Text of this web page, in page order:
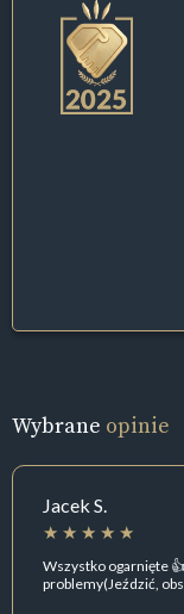
Wybrane opinie
Jacek S.
Wszystko ogarnięte
problemy(Jeździć,